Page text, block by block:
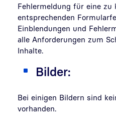
Fehlermeldung für eine zu
entsprechenden
Einblendungen und
alle Anforderungen zum
Inhalte.
Bilder:
Bei einigen Bildern sind
vorhanden.